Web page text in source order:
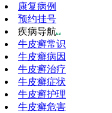
康复病例
预约挂号
疾病导航
牛皮癣常识
牛皮癣病因
牛皮癣治疗
牛皮癣症状
牛皮癣护理
牛皮癣危害